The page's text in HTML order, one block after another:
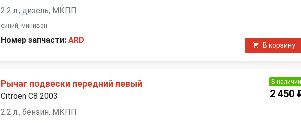
2.2 л., дизель, МКПП
синий, минивэн
Номер запчасти: ARD
В корзину
Рычаг подвески передний левый
Citroen C8 2003
2.2 л., бензин, МКПП
В наличии
2 450